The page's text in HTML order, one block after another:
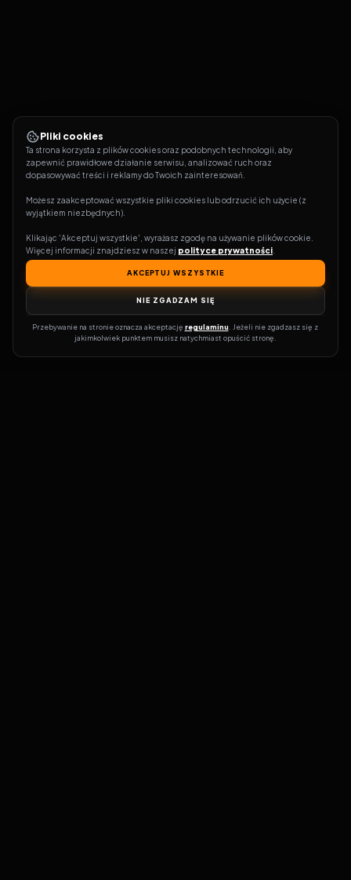
Pliki cookies
Ta strona korzysta z plików cookies oraz podobnych technologii, aby
zapewnić prawidłowe działanie serwisu, analizować ruch oraz
dopasowywać treści i reklamy do Twoich zainteresowań.
Możesz zaakceptować wszystkie pliki cookies lub odrzucić ich użycie (z
wyjątkiem niezbędnych).
Klikając 'Akceptuj wszystkie', wyrażasz zgodę na używanie plików cookie.
Więcej informacji znajdziesz w naszej polityce prywatności
AKCEPTUJ WSZYSTKIE
NIE ZGADZAM SIĘ
Przebywanie na stronie oznacza akceptację regulaminu . Jeżeli nie zgadzasz się z
jakimkolwiek punktem musisz natychmiast opuścić stronę.